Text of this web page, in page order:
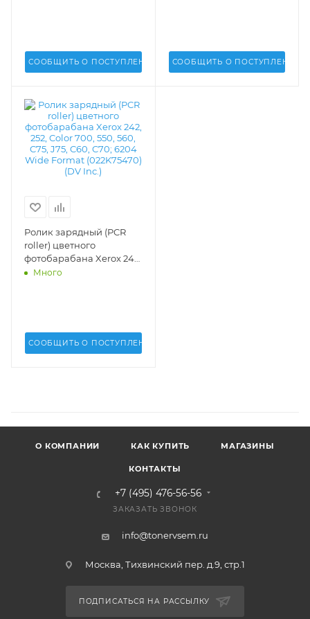
СООБЩИТЬ О ПОСТУПЛЕНИИ СООБЩИТЬ О ПОСТУПЛЕНИИ
Ролик зарядный (PCR
roller) цветного
фотобарабана Xerox 242,
252, Color 700, 550, 560,
Много
СООБЩИТЬ О ПОСТУПЛЕНИИ
О КОМПАНИИ КАК КУПИТЬ МАГАЗИНЫ
КОНТАКТЫ
+7 (495) 476-56-56
ЗАКАЗАТЬ ЗВОНОК
info@tonervsem.ru
Москва, Тихвинский пер. д.9, стр.1
ПОДПИСАТЬСЯ НА РАССЫЛКУ